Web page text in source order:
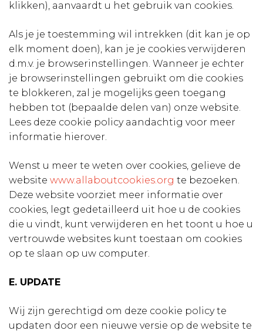
klikken), aanvaardt u het gebruik van cookies.
Als je je toestemming wil intrekken (dit kan je op
elk moment doen), kan je je cookies verwijderen
d.m.v. je browserinstellingen. Wanneer je echter
je browserinstellingen gebruikt om die cookies
te blokkeren, zal je mogelijks geen toegang
hebben tot (bepaalde delen van) onze website.
Lees deze cookie policy aandachtig voor meer
informatie hierover.
Wenst u meer te weten over cookies, gelieve de
website www.allaboutcookies.org te bezoeken.
Deze website voorziet meer informatie over
cookies, legt gedetailleerd uit hoe u de cookies
die u vindt, kunt verwijderen en het toont u hoe u
vertrouwde websites kunt toestaan om cookies
op te slaan op uw computer.
E. UPDATE
Wij zijn gerechtigd om deze cookie policy te
updaten door een nieuwe versie op de website te